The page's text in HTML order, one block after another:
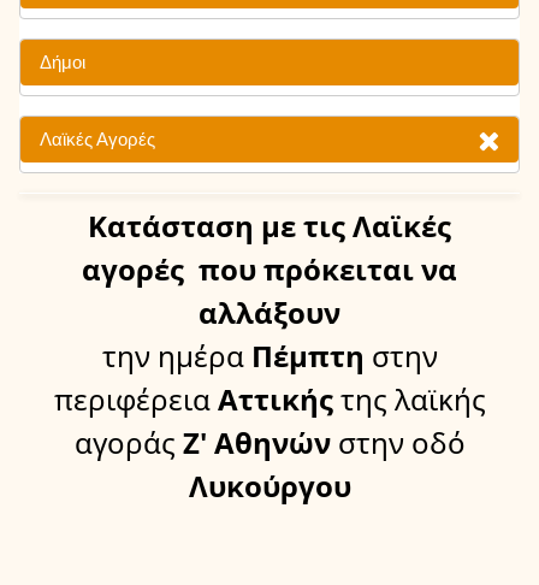
Δήμοι
Λαϊκές Αγορές
Κατάσταση με τις Λαϊκές
αγορές που πρόκειται να
αλλάξουν
την ημέραΠέμπτη στην
περιφέρειαΑττικήςτης λαϊκής
αγοράς Ζ' Αθηνών στην οδό
Λυκούργου